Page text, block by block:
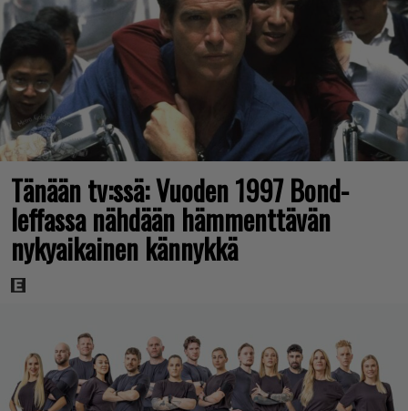
Tänään tv:ssä: Vuoden 1997 Bond-
leffassa nähdään hämmenttävän
nykyaikainen kännykkä